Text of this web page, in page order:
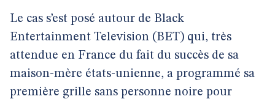
Le cas s’est posé autour de Black
Entertainment Television (BET) qui, très
attendue en France du fait du succès de sa
maison-mère états-unienne, a programmé sa
première grille sans personne noire pour